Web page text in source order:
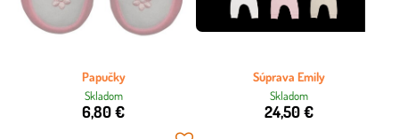
Papučky
Skladom
6,80 €
Súprava Emily
Skladom
24,50 €